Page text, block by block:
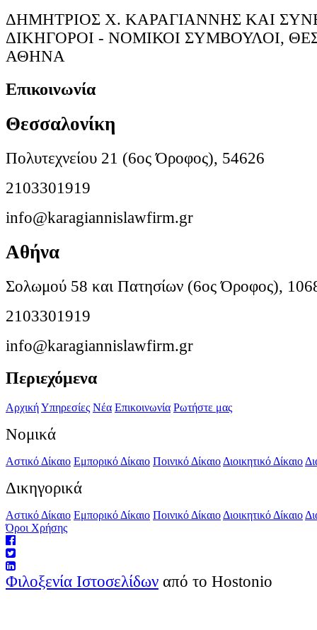
ΔΗΜΗΤΡΙΟΣ Χ. ΚΑΡΑΓΙΑΝΝΗΣ ΚΑΙ
ΔΙΚΗΓΟΡΟΙ - ΝΟΜΙΚΟΙ ΣΥΜΒΟΥΛΟΙ,
ΑΘΗΝΑ
Επικοινωνία
Θεσσαλονίκη
Πολυτεχνείου 21 (6ος Όροφος), 54626
2103301919
info@karagiannislawfirm.gr
Αθήνα
Σολωμού 58 και Πατησίων (6ος Όροφος),
2103301919
info@karagiannislawfirm.gr
Περιεχόμενα
ΑρχικήΥπηρεσίες Νέα Επικοινωνία Ρωτήστε μας
Νομικά
Αστικό Δίκαιο Εμπορικό Δίκαιο Ποινικό Δίκαιο Διοικητικό Δίκαιο
Δικηγορικά
Αστικό Δίκαιο Εμπορικό Δίκαιο Ποινικό Δίκαιο Διοικητικό Δίκαιο
Όροι Χρήσης
Φιλοξενία Ιστοσελίδων από το Hostonio